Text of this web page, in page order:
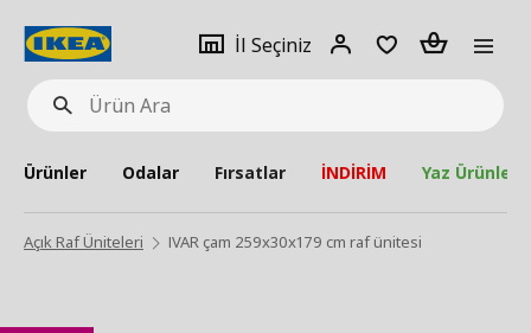
Ürün
Ara
İl Seçiniz
Giriş
Adet
Ürünler Odalar Fırsatlar İNDİRİM Yaz Ürünleri
Açık Raf Üniteleri IVAR çam 259x30x179 cm raf ünitesi